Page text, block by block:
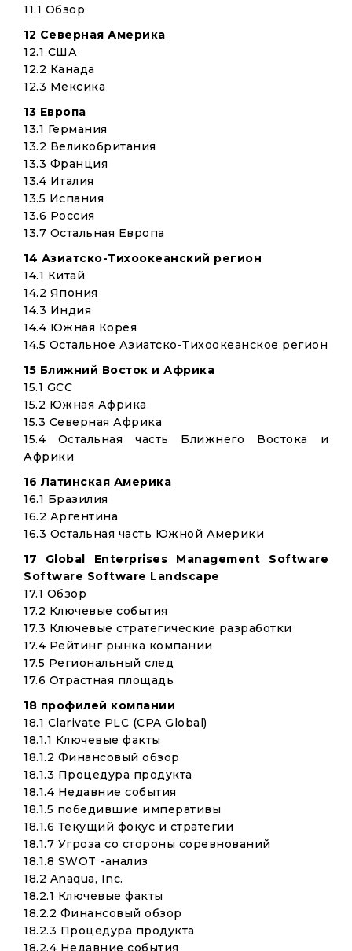
11.1 Обзор
12 Северная Америка
12.1 США
12.2 Канада
12.3 Мексика
13 Европа
13.1 Германия
13.2 Великобритания
13.3 Франция
13.4 Италия
13.5 Испания
13.6 Россия
13.7 Остальная Европа
14 Азиатско-Тихоокеанский регион
14.1 Китай
14.2 Япония
14.3 Индия
14.4 Южная Корея
14.5 Остальное Азиатско-Тихоокеанское регион
15 Ближний Восток и Африка
15.1 GCC
15.2 Южная Африка
15.3 Северная Африка
15.4 Остальная часть Ближнего Востока и
Африки
16 Латинская Америка
16.1 Бразилия
16.2 Аргентина
16.3 Остальная часть Южной Америки
17 Global Enterprises Management Software
Software Software Landscape
17.1 Обзор
17.2 Ключевые события
17.3 Ключевые стратегические разработки
17.4 Рейтинг рынка компании
17.5 Региональный след
17.6 Отрастная площадь
18 профилей компании
18.1 Clarivate PLC (CPA Global)
18.1.1 Ключевые факты
18.1.2 Финансовый обзор
18.1.3 Процедура продукта
18.1.4 Недавние события
18.1.5 победившие императивы
18.1.6 Текущий фокус и стратегии
18.1.7 Угроза со стороны соревнований
18.1.8 SWOT -анализ
18.2 Anaqua, Inc.
18.2.1 Ключевые факты
18.2.2 Финансовый обзор
18.2.3 Процедура продукта
18.2.4 Недавние события